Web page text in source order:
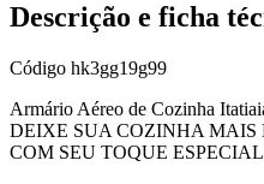
Descrição e ficha
Código hk3gg19g99
Armário Aéreo de Cozinha
DEIXE SUA COZINHA MAIS
COM SEU TOQUE